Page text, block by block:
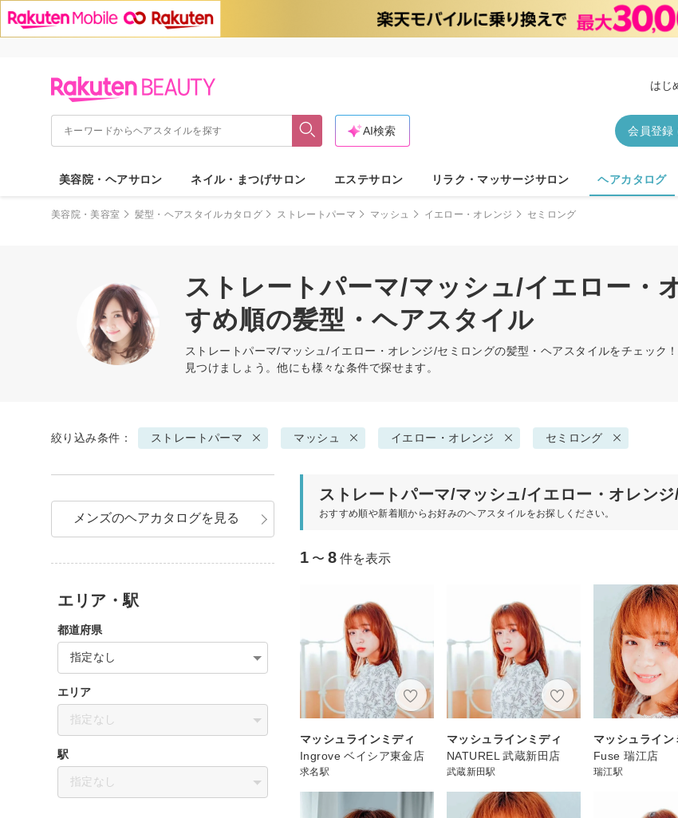
はじ
会員登録
AI検索
美容院・ヘアサロン ネイル・まつげサロン エステサロン リラク・マッサージサロン ヘアカタログ
美容院・美容室 髪型・ヘアスタイルカタログ ストレートパーマ マッシュ イエロー・オレンジ セミロング
ストレートパーマ/マッシュ/イエロー・
すめ順の髪型・ヘアスタイル
ストレートパーマ/マッシュ/イエロー・オレンジ/セミロングの髪型・ヘアスタイルをチェック
見つけましょう。他にも様々な条件で探せます。
絞り込み条件： ストレートパーマ マッシュ イエロー・オレンジ セミロング
ストレートパーマ/マッシュ/イエロー・オレン
おすすめ順や新着順からお好みのヘアスタイルをお探しください。
1 〜 8 件を表示
マッシュラインミディ
Ingrove ベイシア東金店
求名駅
マッシュラインミディ
NATUREL 武蔵新田店
武蔵新田駅
マッシュライン
Fuse 瑞江店
瑞江駅
メンズのヘアカタログを見る
エリア・駅
都道府県
指定なし
エリア
指定なし
駅
指定なし